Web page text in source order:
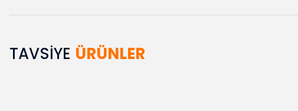
Bu ürünün fiyat bilgisi, resim, ürün açıklamalarında ve diğer
TAVSİYE ÜRÜNLER